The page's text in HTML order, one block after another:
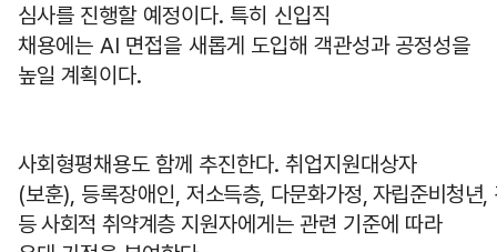
심사를 진행할 예정이다. 특히 신입직
채용에는 AI 면접을 새롭게 도입해 객관성과 공정성을
높일 계획이다.
사회형평채용도 함께 추진한다. 취업지원대상자
(보훈), 등록장애인 저소득층, 다문화가정, 자립준비청년,
등 사회적 취약계층 지원자에게는 관련 기준에 따라